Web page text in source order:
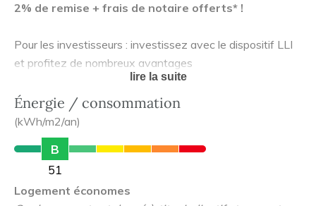
2% de remise + frais de notaire offerts* !
Pour les investisseurs : investissez avec le dispositif LLI
et profitez de nombreux avantages
Devenez propriétaire de votre appartement,
pièces, au sein d'une résidence centrale, à seulement 15
min. à pied du centre d'Annecy !
Tous les logements, à l’orientation et à l’agencement
étudiés, bénéficient d’un espace extérieur :
lire la suite
Énergie / consommation
(kWh/m2/an)
B
51
Logement économes